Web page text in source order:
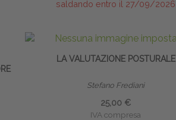
saldando entro il 27/09/2026
LA VALUTAZIONE POSTURALE
Stefano Frediani
25,00 €
IVA compresa